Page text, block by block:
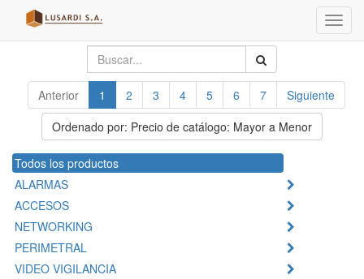
Menú
de
Anterior 1 2 3 4 5 6 7
Siguiente
Ordenado por: Precio de catálogo: Mayor a Menor
Todos los productos
ALARMAS
ACCESOS
NETWORKING
PERIMETRAL
VIDEO VIGILANCIA